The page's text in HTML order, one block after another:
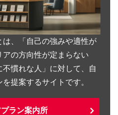
、「自己の強みや適性が
の方向性が定まらない
不慣れな人」に対して、自
提案するサイトです。
ラン案内所